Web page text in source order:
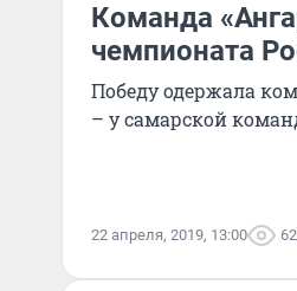
Команда
чемпионата
Победу одержала
– у самарской
22 апреля, 2019, 13:00